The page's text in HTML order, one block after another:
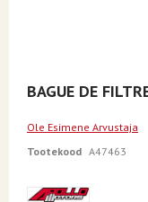
Skip
to
beginning
of
gallery
BAGUE DE
Ole Esimene Arvustaja
Tootekood A47463